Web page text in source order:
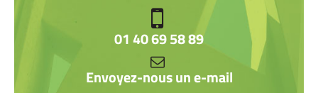
01 40 69 58 89
Envoyez-nous un e-mail